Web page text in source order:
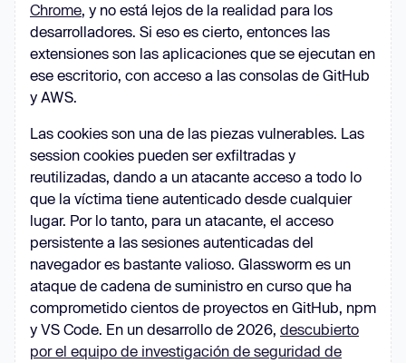
Chrome, y no está lejos de la realidad para los
desarrolladores. Si eso es cierto, entonces las
extensiones son las aplicaciones que se ejecutan en
ese escritorio, con acceso a las consolas de GitHub
y AWS.
Las cookies son una de las piezas vulnerables. Las
session cookies pueden ser exfiltradas y
reutilizadas, dando a un atacante acceso a todo lo
que la víctima tiene autenticado desde cualquier
lugar. Por lo tanto, para un atacante, el acceso
persistente a las sesiones autenticadas del
navegador es bastante valioso. Glassworm es un
ataque de cadena de suministro en curso que ha
comprometido cientos de proyectos en GitHub, npm
y VS Code. En un desarrollo de 2026, descubierto
por el equipo de investigación de seguridad de